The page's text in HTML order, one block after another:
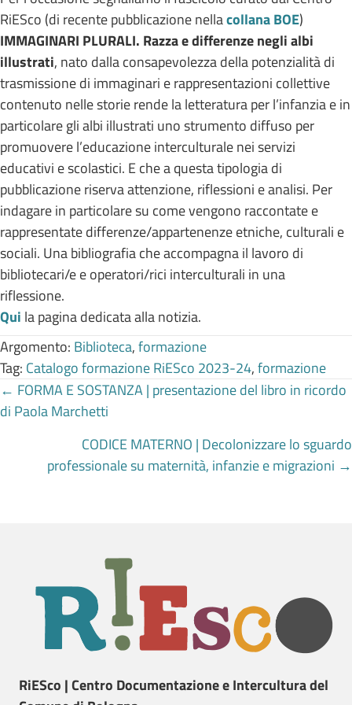
RiESco (di recente pubblicazione nellacollana BOE)
IMMAGINARI PLURALI. Razza e differenze negli albi
illustrati, nato dalla consapevolezza della potenzialità di
trasmissione di immaginari e rappresentazioni collettive
contenuto nelle storie rende la letteratura per l’infanzia e in
particolare gli albi illustrati uno strumento diffuso per
promuovere l’educazione interculturale nei servizi
educativi e scolastici. E che a questa tipologia di
pubblicazione riserva attenzione, riflessioni e analisi. Per
indagare in particolare su come vengono raccontate e
rappresentate differenze/appartenenze etniche, culturali e
sociali. Una bibliografia che accompagna il lavoro di
bibliotecari/e e operatori/rici interculturali in una
riflessione.
Qui la pagina dedicata alla notizia.
Argomento: Biblioteca,formazione
Tag: Catalogo formazione RiESco 2023-24,formazione
Posts
navigation
← FORMA E SOSTANZA | presentazione del libro in ricordo
di Paola Marchetti
CODICE MATERNO | Decolonizzare lo sguardo
professionale su maternità, infanzie e migrazioni →
RiESco | Centro Documentazione e Intercultura del